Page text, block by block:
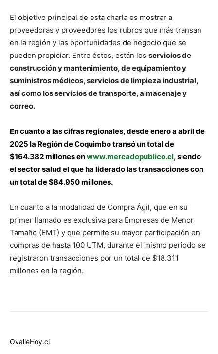
El objetivo principal de esta charla es mostrar a
proveedoras y proveedores los rubros que más transan
en la región y las oportunidades de negocio que se
pueden propiciar. Entre éstos, están los servicios de
construcción y mantenimiento, de equipamiento y
suministros médicos, servicios de limpieza industrial,
así como los servicios de transporte, almacenaje y
correo.
En cuanto a las cifras regionales, desde enero a abril de
2025 la Región de Coquimbo transó un total de
$164.382 millones enwww.mercadopublico.cl, siendo
el sector salud el que ha liderado las transacciones con
un total de $84.950 millones.
En cuanto a la modalidad de Compra Ágil, que en su
primer llamado es exclusiva para Empresas de Menor
Tamaño (EMT) y que permite su mayor participación en
compras de hasta 100 UTM, durante el mismo periodo se
registraron transacciones por un total de $18.311
millones en la región.
OvalleHoy.cl